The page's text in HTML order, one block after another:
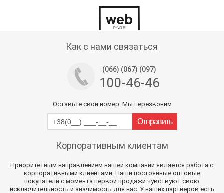
Как с нами связаться
(066) (067) (097)
100-46-46
Оставьте свой номер. Мы перезвоним
Корпоративным клиентам
Приоритетным направлением нашей компании является работа с
корпоративными клиентами. Наши постоянные оптовые
покупатели с момента первой продажи чувствуют свою
исключительность и значимость для нас. У наших партнеров есть